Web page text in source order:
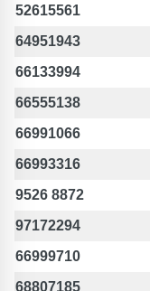
52615561
64951943
66133994
66555138
66991066
66993316
9526 8872
97172294
66999710
68807185